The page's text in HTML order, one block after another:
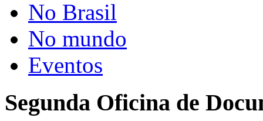
No Brasil
No mundo
Eventos
Segunda Oficina de